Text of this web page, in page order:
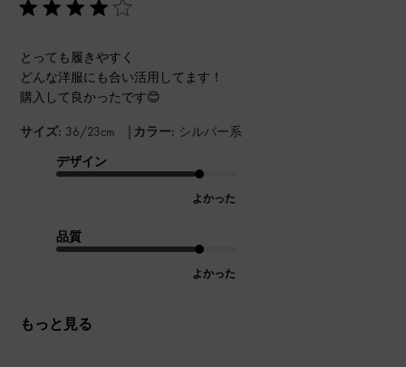
とっても履きやすく
どんな洋服にも合い活用してます！
購入して良かったです😊
サイズ: 36/23cm | カラー: シルバー系
デザイン
よかった
品質
よかった
もっと見る